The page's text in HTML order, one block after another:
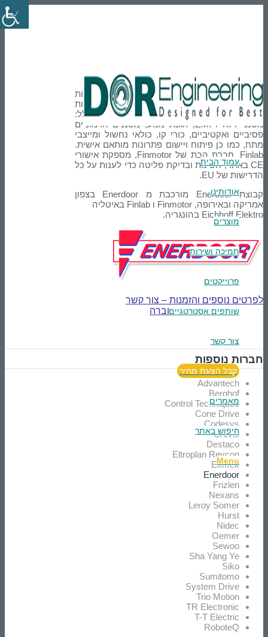
עמוד הבית
אודותינו
מוצרים
תמיכה ושירות
פרוייקטים
שותפים אסטרטגיים
צור קשר
קבל הצעת מחיר
מאמרים
חיפוש באתר
Menu
Enerdoor
Enerdoor היא החברה המובילה בענף בפתרונות
אלקטרומגנטיים למכונות אוטומטיות
ותעשייתיות. המגוון הרחב של מוצרי החברה כולל:
מסנני EMI / RFI, הגנת מנוע, מסננים הרמוניים
פסיביים ואקטיביים, כורי קו, כולאי נחשול ומייצבי
מתח, כמו כן פיתוח ויישום פתרונות מותאם אישית.
Finlab, חברת הבת של Finmotor, מספקת אישורי
CE באתר, חסינות ובדיקת פליטה כדי לענות על כל
הדרישות של EU.
קבוצת Enerdoor מורכבת מ Enerdoor בצפון
אמריקה ובאירופה, Finmotor ו Finlab באיטליה
Eichhoff Elektro בהונגריה.
לפרטים נוספים והזמנות – צור קשר
אל אתר החברה
חברות נוספות
Advantech
Berghof
Control Techniques
Cone Drive
Codesys
Crevis
Destaco
Eltroplan Revcon
Exmek
Enerdoor
Frizlen
Nexans
Leroy Somer
Hurst
Nidec
Oemer
Sewoo
Sha Yang Ye
Siko
Sumitomo
System Drive
Trio Motion
TR Electronic
T-T Electric
RoboteQ